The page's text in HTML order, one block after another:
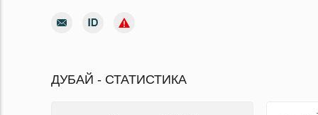
ДУБАЙ - СТАТИСТИКА